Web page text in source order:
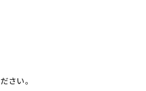
さい。